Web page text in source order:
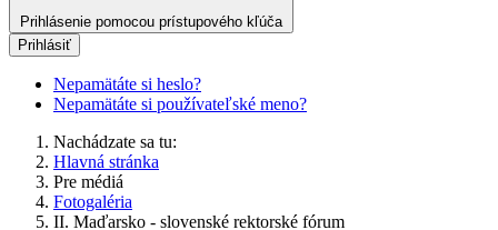
Prihlásenie pomocou prístupového kľúča
Prihlásiť
Nepamätáte si heslo?
Nepamätáte si používateľské meno?
Nachádzate sa tu:
Hlavná stránka
Pre médiá
Fotogaléria
II. Maďarsko - slovenské rektorské fórum